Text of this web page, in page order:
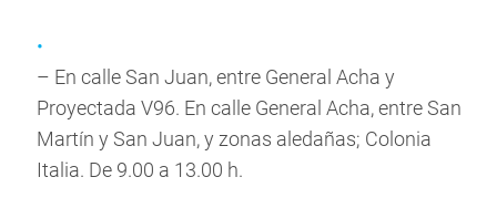
– En calle San Juan, entre General Acha y
Proyectada V96. En calle General Acha, entre San
Martín y San Juan, y zonas aledañas; Colonia
Italia. De 9.00 a 13.00 h.